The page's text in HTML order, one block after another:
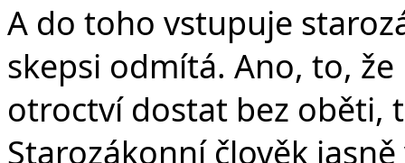
A do toho vstupuje
skepsi odmítá. Ano, to,
otroctví dostat bez oběti,
Starozákonní člověk